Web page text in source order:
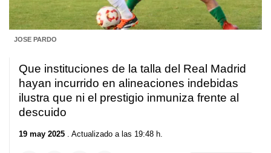
JOSE PARDO
Que instituciones de la talla del Real Madrid
hayan incurrido en alineaciones indebidas
ilustra que ni el prestigio inmuniza frente al
descuido
19 may 2025 . Actualizado a las 19:48 h.